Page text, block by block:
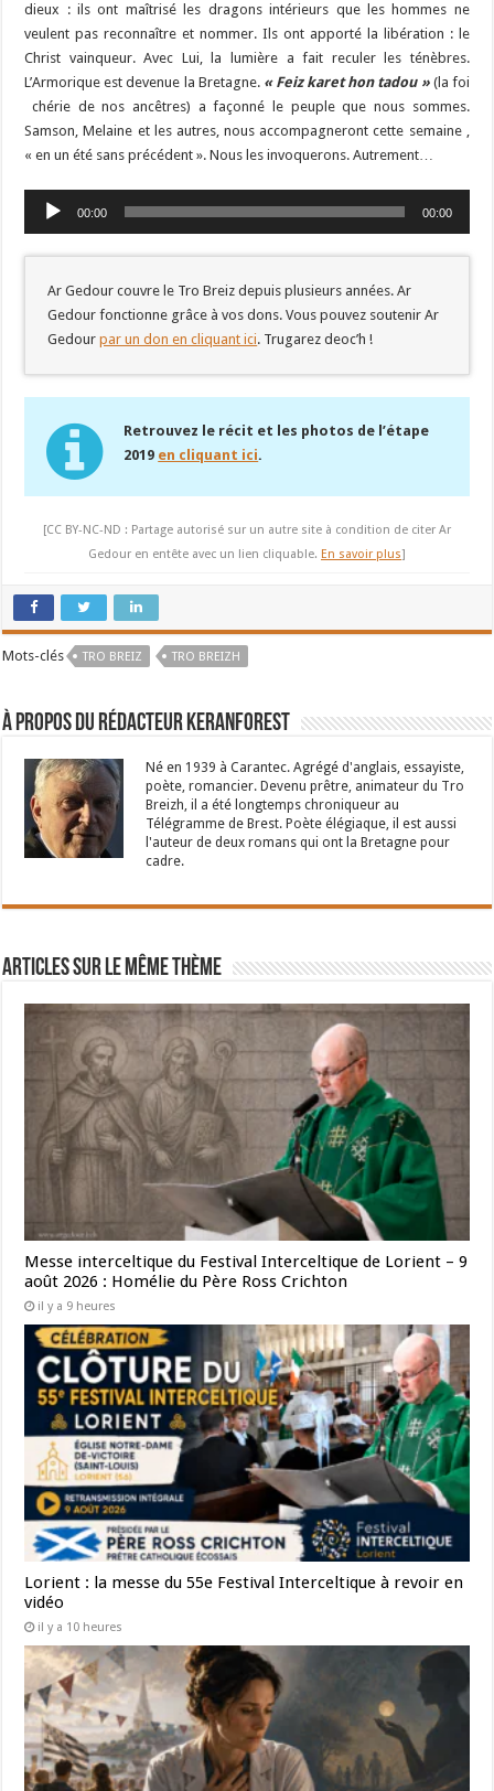
dieux : ils ont maîtrisé les dragons intérieurs que les hommes ne
veulent pas reconnaître et nommer. Ils ont apporté la libération : le
Christ vainqueur. Avec Lui, la lumière a fait reculer les ténèbres.
L’Armorique est devenue la Bretagne. « Feiz karet hon tadou »(la foi
chérie de nos ancêtres) a façonné le peuple que nous sommes.
Samson, Melaine et les autres, nous accompagneront cette semaine ,
« en un été sans précédent ». Nous les invoquerons. Autrement…
Lecteur
audio
00:00 00:00
Ar Gedour couvre le Tro Breiz depuis plusieurs années. Ar
Gedour fonctionne grâce à vos dons. Vous pouvez soutenir Ar
Gedourpar un don en cliquant ici. Trugarez deoc’h !
Retrouvez le récit et les photos de l’étape
2019 en cliquant ici.
[CC BY-NC-ND : Partage autorisé sur un autre site à condition de citer Ar
Gedour en entête avec un lien cliquable. En savoir plus]
Mots-clés TRO BREIZ TRO BREIZH
À propos du rédacteur Keranforest
Né en 1939 à Carantec. Agrégé d'anglais, essayiste,
poète, romancier. Devenu prêtre, animateur du Tro
Breizh, il a été longtemps chroniqueur au
Télégramme de Brest. Poète élégiaque, il est aussi
l'auteur de deux romans qui ont la Bretagne pour
cadre.
Articles sur le même thème
Messe interceltique du Festival Interceltique de Lorient – 9
août 2026 : Homélie du Père Ross Crichton
il y a 9 heures
Lorient : la messe du 55e Festival Interceltique à revoir en
vidéo
il y a 10 heures